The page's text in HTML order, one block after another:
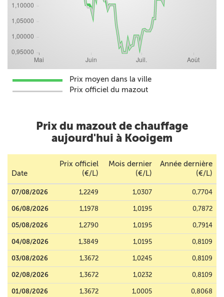
Prix moyen dans la ville
Prix officiel du mazout
Prix du mazout de chauffage
aujourd'hui à Kooigem
Date
Prix officiel
(€/L)
Mois dernier
(€/L)
Année dernière
(€/L)
07/08/2026 1,2249 1,0307 0,7704
06/08/2026 1,1978 1,0195 0,7872
05/08/2026 1,2790 1,0195 0,7914
04/08/2026 1,3849 1,0195 0,8109
03/08/2026 1,3672 1,0245 0,8109
02/08/2026 1,3672 1,0232 0,8109
01/08/2026 1,3672 1,0005 0,8068